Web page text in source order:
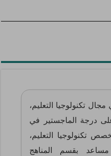
تكنولوجيا التعليم،
درجة الماجستير في
تكنولوجيا التعليم،
بقسم المناهج